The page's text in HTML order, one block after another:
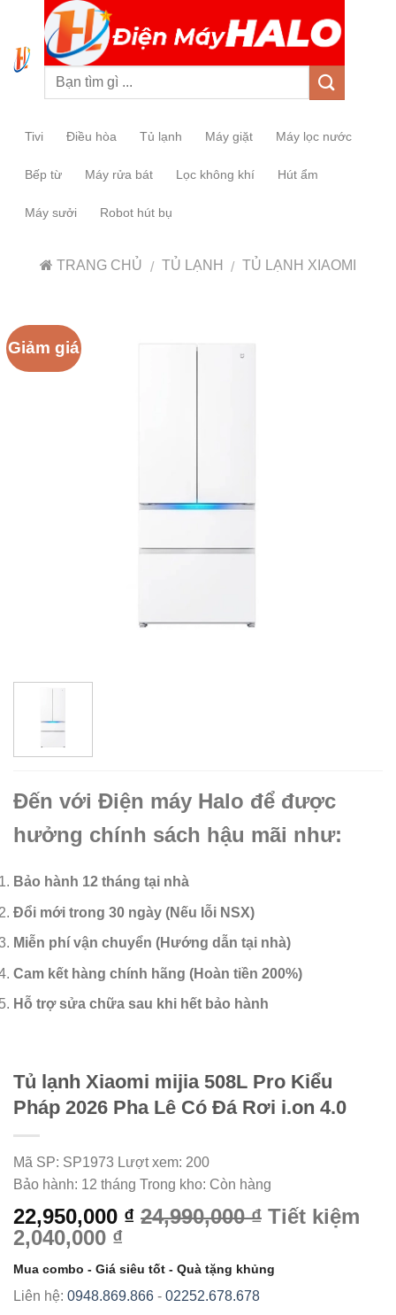
Tivi Điều hòa Tủ lạnh Máy giặt Máy lọc nước
Bếp từ Máy rửa bát Lọc không khí Hút ẩm
Máy sưởi Robot hút bụ
TRANG CHỦ / TỦ LẠNH / TỦ LẠNH XIAOMI
Giảm giá
Đến với Điện máy Halo để được
hưởng chính sách hậu mãi như:
Bảo hành 12 tháng tại nhà
Đổi mới trong 30 ngày (Nếu lỗi NSX)
Miễn phí vận chuyển (Hướng dẫn tại nhà)
Cam kết hàng chính hãng (Hoàn tiền 200%)
Hỗ trợ sửa chữa sau khi hết bảo hành
Tủ lạnh Xiaomi mijia 508L Pro Kiểu
Pháp 2026 Pha Lê Có Đá Rơi i.on 4.0
Mã SP: SP1973 Lượt xem: 200
Bảo hành: 12 tháng Trong kho: Còn hàng
22,950,000 ₫ 24,990,000 ₫ Tiết kiệm
2,040,000 ₫
Mua combo - Giá siêu tốt - Quà tặng khủng
Liên hệ: 0948.869.866 - 02252.678.678